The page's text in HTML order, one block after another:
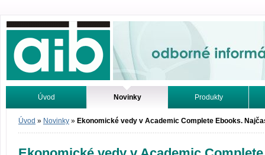
Odborné informácie. Online.
Úvod Novinky Produkty
Vyhľadávanie Tutoriály
Úvod » Novinky » Ekonomické vedy v Academic Complete Ebooks.